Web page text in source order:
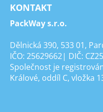
KONTAKT
PackWay s.r.o.
Dělnická 390, 533 01,
IČO: 25629662| DIČ:
Společnost je
Králové, oddíl C, vložka